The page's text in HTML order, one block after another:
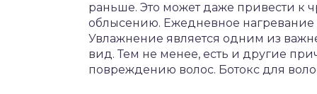
раньше. Это может даже привести к
облысению. Ежедневное нагревание
Увлажнение является одним из
вид. Тем не менее, есть и другие
повреждению волос. Ботокс для